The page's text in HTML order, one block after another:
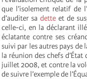
que l’isolement relatif de
d’auditer sa dette et de
celle-ci, en la déclarant
éclatante contre ses
suivi par les autres pays de
la réunion des chefs d’État
juillet 2008, et contre la
de suivre l’exemple de